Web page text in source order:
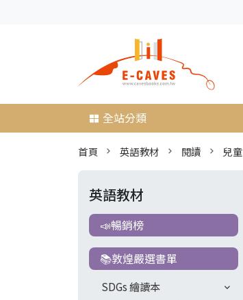
全站分類
首頁 英語教材 閱讀 兒童
英語教材
📣暢銷榜
📚敦煌嚴選書單
SDGs 繪讀本